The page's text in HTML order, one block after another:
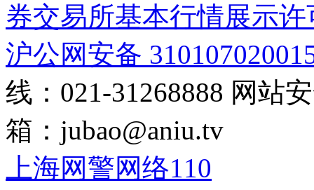
券交易所基本行情展示许
沪公网安备
线：021-31268888 网站
箱： jubao@aniu.tv
上海网警网络110